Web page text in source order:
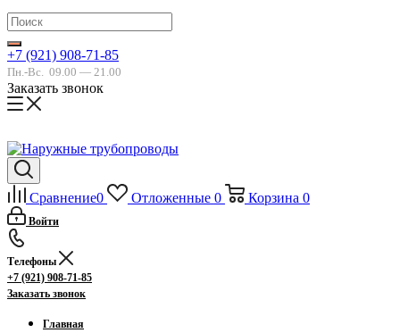
+7 (921) 908-71-85
Пн.-Вс. 09.00 — 21.00
Заказать звонок
Сравнение0 Отложенные 0 Корзина 0
Войти
Телефоны
+7 (921) 908-71-85
Заказать звонок
Главная